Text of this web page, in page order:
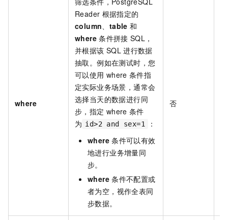
where
Reader 根据指定的
column
table 和
where 条件拼接 SQL，
并根据该 SQL 进行数据
抽取。例如在测试时，您
可以使用 where 条件指
定实际业务场景，通常会
选择当天的数据进行同
步，指定 where 条件
为 id>2 and sex=1
：
where 条件可以有效
地进行业务增量同
步。
where 条件不配置或
者为空，视作全表同
步数据。
否